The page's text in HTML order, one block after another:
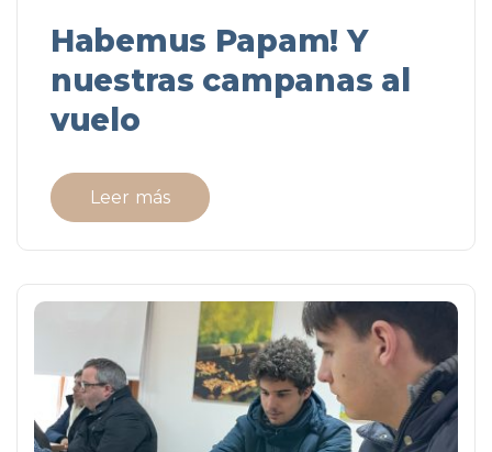
Habemus Papam! Y
nuestras campanas al
vuelo
Leer más